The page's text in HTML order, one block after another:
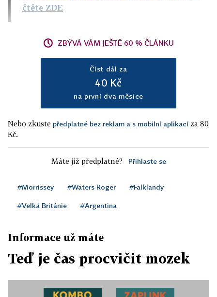
čtěte ZDE
ZBÝVÁ VÁM JEŠTĚ 60 % ČLÁNKU
Číst dál za
40 Kč
na první dva měsíce
Nebo zkuste předplatné bez reklam a s mobilní aplikací za 80
Kč.
Máte již předplatné? Přihlaste se
#Morrissey #Waters Roger #Falklandy
#Velká Británie #Argentina
Informace už máte
Teď je čas procvičit mozek